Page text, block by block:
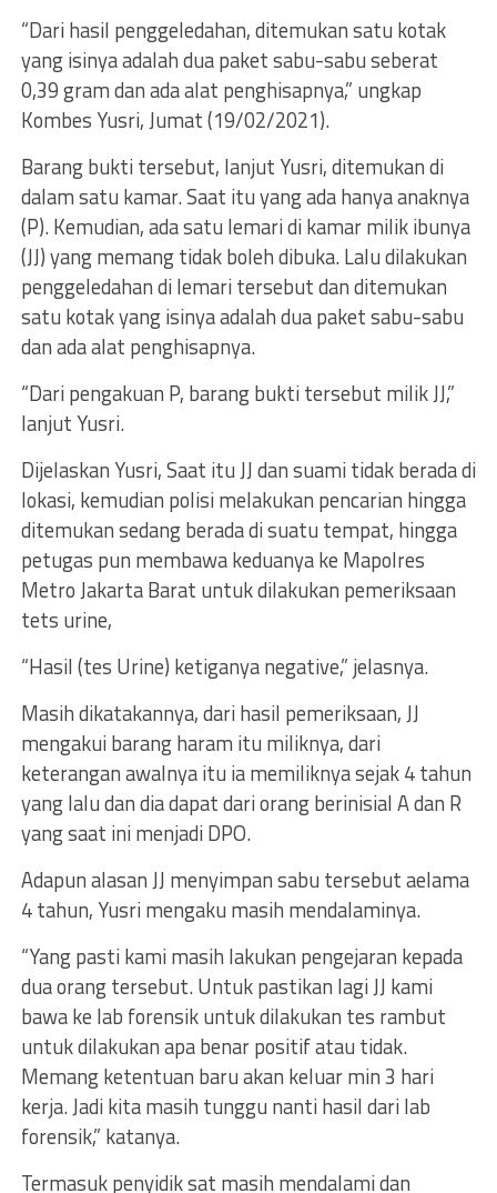
“Dari hasil penggeledahan, ditemukan satu kotak
yang isinya adalah dua paket sabu-sabu seberat
0,39 gram dan ada alat penghisapnya,” ungkap
Kombes Yusri, Jumat (19/02/2021).
Barang bukti tersebut, lanjut Yusri, ditemukan di
dalam satu kamar. Saat itu yang ada hanya anaknya
(P). Kemudian, ada satu lemari di kamar milik ibunya
(JJ) yang memang tidak boleh dibuka. Lalu dilakukan
penggeledahan di lemari tersebut dan ditemukan
satu kotak yang isinya adalah dua paket sabu-sabu
dan ada alat penghisapnya.
“Dari pengakuan P, barang bukti tersebut milik JJ,”
lanjut Yusri.
Dijelaskan Yusri, Saat itu JJ dan suami tidak berada di
lokasi, kemudian polisi melakukan pencarian hingga
ditemukan sedang berada di suatu tempat, hingga
petugas pun membawa keduanya ke Mapolres
Metro Jakarta Barat untuk dilakukan pemeriksaan
tets urine,
“Hasil (tes Urine) ketiganya negative,” jelasnya.
Masih dikatakannya, dari hasil pemeriksaan, JJ
mengakui barang haram itu miliknya, dari
keterangan awalnya itu ia memiliknya sejak 4 tahun
yang lalu dan dia dapat dari orang berinisial A dan R
yang saat ini menjadi DPO.
Adapun alasan JJ menyimpan sabu tersebut aelama
4 tahun, Yusri mengaku masih mendalaminya.
“Yang pasti kami masih lakukan pengejaran kepada
dua orang tersebut. Untuk pastikan lagi JJ kami
bawa ke lab forensik untuk dilakukan tes rambut
untuk dilakukan apa benar positif atau tidak.
Memang ketentuan baru akan keluar min 3 hari
kerja. Jadi kita masih tunggu nanti hasil dari lab
forensik,” katanya.
Termasuk penyidik sat masih mendalami dan